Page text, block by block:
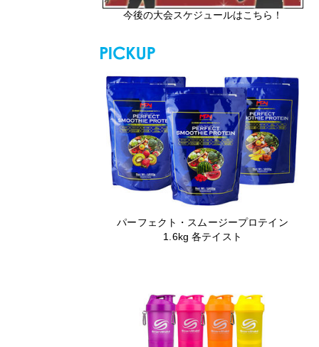
今後の大会スケジュールはこちら！
パーフェクト・スムージープロテイン
1.6kg 各テイスト